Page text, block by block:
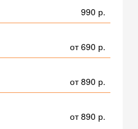
990 р.
от 690 р.
от 890 р.
от 890 р.